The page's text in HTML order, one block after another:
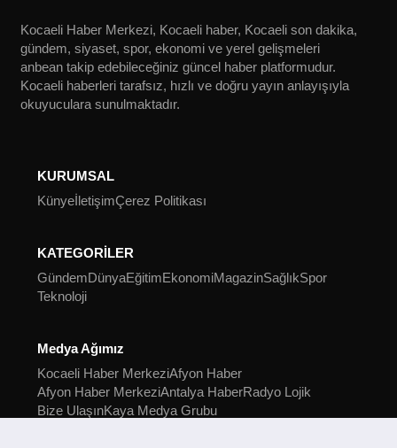
Kocaeli Haber Merkezi, Kocaeli haber, Kocaeli son dakika,
gündem, siyaset, spor, ekonomi ve yerel gelişmeleri
anbean takip edebileceğiniz güncel haber platformudur.
Kocaeli haberleri tarafsız, hızlı ve doğru yayın anlayışıyla
okuyuculara sunulmaktadır.
KURUMSAL
KünyeİletişimÇerez Politikası
KATEGORİLER
GündemDünyaEğitimEkonomiMagazinSağlıkSpor
Teknoloji
Medya Ağımız
Kocaeli Haber MerkeziAfyon Haber
Afyon Haber MerkeziAntalya HaberRadyo Lojik
Bize UlaşınKaya Medya Grubu